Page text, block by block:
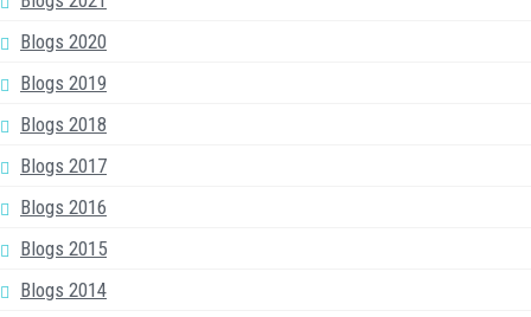
Blogs 2020
Blogs 2019
Blogs 2018
Blogs 2017
Blogs 2016
Blogs 2015
Blogs 2014